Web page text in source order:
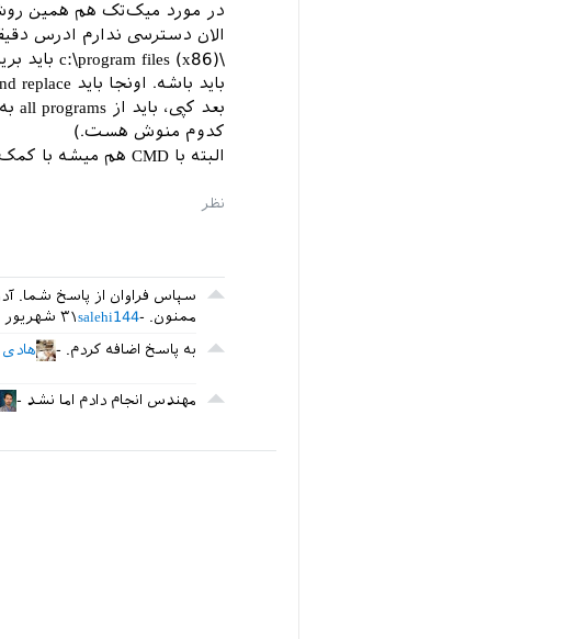
در مورد میک‌تک هم همین
باید باشه. اونجا باید copy and replace کنین.
کدوم منوش هست.)
البته با CMD هم میشه با کمک mpm که برای میک‌تک هست، کار کرد.
سپاس فراوان از پاسخ شما.
ممنون.
۳۱ شهریور ۱۳۹۵salehi144
به پاسخ اضافه کردم.
مهندس انجام دادم اما نشد